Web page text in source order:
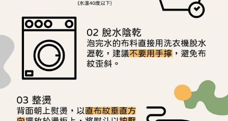
４．使用「AFTEE先享後付」時，將依據個別帳號之用戶狀況，依本公司即
時審查核予不同之上限額度；若仍有額度不足之情形，本公司將視審查結果
請求用戶進行身份認證。
５．嚴禁一人註冊多個帳號或使用他人資訊註冊。若發現惡意使用之情形，
恩沛科技股份有限公司將有權停止該用戶之使用額度並採取法律行動。